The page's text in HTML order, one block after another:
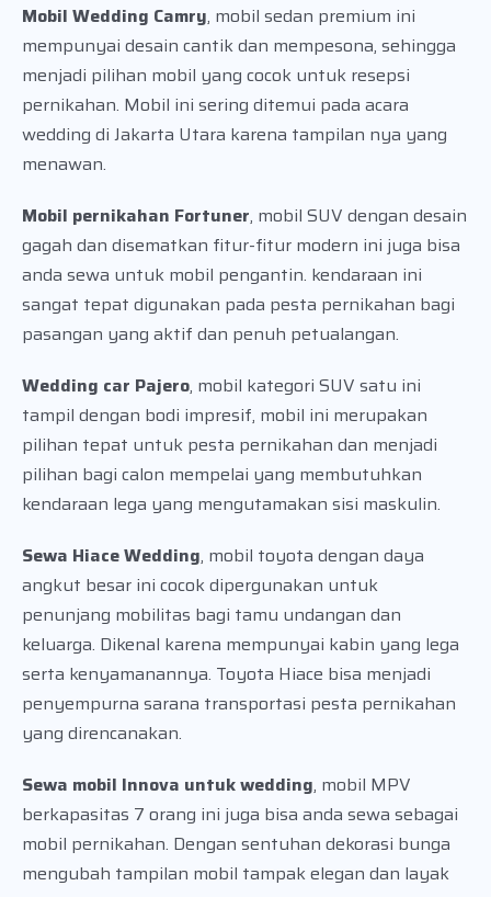
Mobil Wedding Camry, mobil sedan premium ini
mempunyai desain cantik dan mempesona, sehingga
menjadi pilihan mobil yang cocok untuk resepsi
pernikahan. Mobil ini sering ditemui pada acara
wedding di Jakarta Utara karena tampilan nya yang
menawan.
Mobil pernikahan Fortuner, mobil SUV dengan desain
gagah dan disematkan fitur-fitur modern ini juga bisa
anda sewa untuk mobil pengantin. kendaraan ini
sangat tepat digunakan pada pesta pernikahan bagi
pasangan yang aktif dan penuh petualangan.
Wedding car Pajero, mobil kategori SUV satu ini
tampil dengan bodi impresif, mobil ini merupakan
pilihan tepat untuk pesta pernikahan dan menjadi
pilihan bagi calon mempelai yang membutuhkan
kendaraan lega yang mengutamakan sisi maskulin.
Sewa Hiace Wedding, mobil toyota dengan daya
angkut besar ini cocok dipergunakan untuk
penunjang mobilitas bagi tamu undangan dan
keluarga. Dikenal karena mempunyai kabin yang lega
serta kenyamanannya. Toyota Hiace bisa menjadi
penyempurna sarana transportasi pesta pernikahan
yang direncanakan.
Sewa mobil Innova untuk wedding, mobil MPV
berkapasitas 7 orang ini juga bisa anda sewa sebagai
mobil pernikahan. Dengan sentuhan dekorasi bunga
mengubah tampilan mobil tampak elegan dan layak